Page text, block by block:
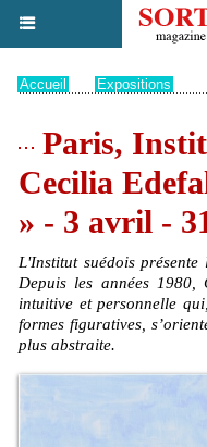
Accueil Expositions
Paris,
Cecilia
» - 3 avril -
L'Institut suédois
Depuis les années 1980,
intuitive et personnelle
formes figuratives,
plus abstraite.